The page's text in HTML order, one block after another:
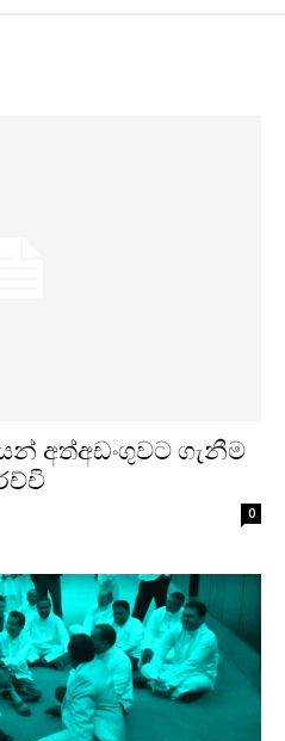
අත්අඩංගුවට ගැනීම
0